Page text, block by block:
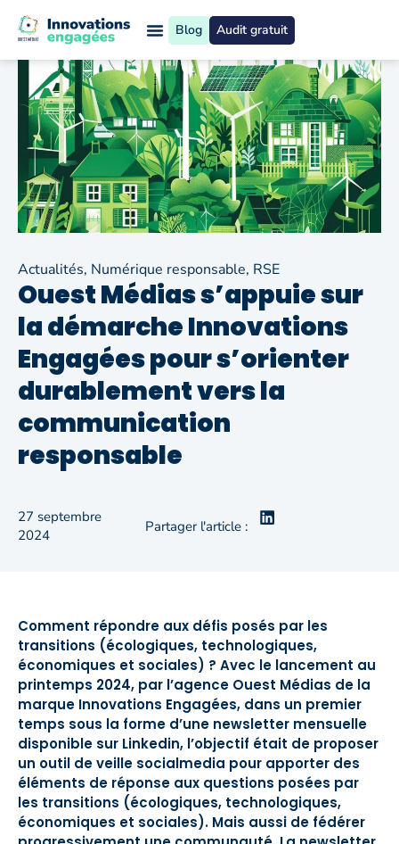
Blog Audit gratuit
Actualités, Numérique responsable, RSE
Ouest Médias s’appuie sur
la démarche Innovations
Engagées pour s’orienter
durablement vers la
communication
responsable
27 septembre
2024
Partager l'article :
Comment répondre aux défis posés par les
transitions (écologiques, technologiques,
économiques et sociales) ? Avec le lancement au
printemps 2024, par l’agence Ouest Médias de la
marque Innovations Engagées, dans un premier
temps sous la forme d’une newsletter mensuelle
disponible sur Linkedin, l’objectif était de proposer
un outil de veille socialmedia pour apporter des
éléments de réponse aux questions posées par
les transitions (écologiques, technologiques,
économiques et sociales). Mais aussi de fédérer